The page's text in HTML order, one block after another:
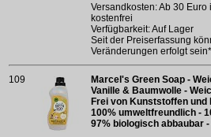
Versandkosten: Ab 30 Euro
kostenfrei
Verfügbarkeit: Auf Lager
Seit der Preiserfassung
Veränderungen erfolgt
109
Marcel's Green Soap -
Vanille & Baumwolle -
Frei von Kunststoffen und
100% umweltfreundlich -
97% biologisch abbaubar -